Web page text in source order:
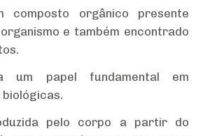
orgânico presente
e também encontrado
um papel fundamental em
pelo corpo a partir do